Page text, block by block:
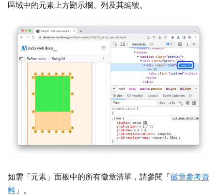
區域中的元素上方顯示欄、列及其編號。
如需「元素」 面板中的所有徽章清單，請參閱「 徽章參考資
料」。